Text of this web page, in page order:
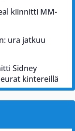
kiinnitti MM-
ura jatkuu
Sidney
kintereillä